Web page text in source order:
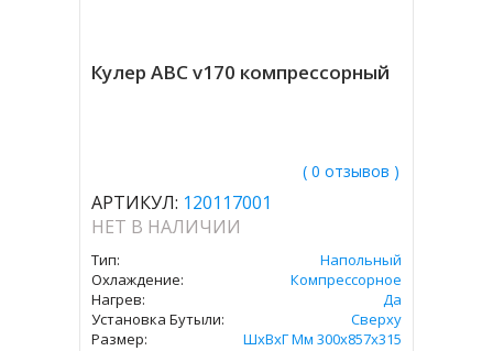
Кулер ABC v170 компрессорный
( 0 отзывов )
АРТИКУЛ: 120117001
НЕТ В НАЛИЧИИ
Тип:
Напольный
Охлаждение:
Компрессорное
Нагрев:
Да
Установка Бутыли:
Сверху
Размер:
ШхВхГ Мм 300х857х315